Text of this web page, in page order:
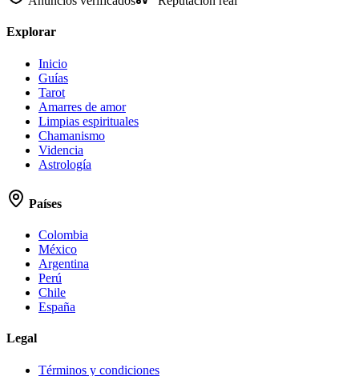
Explorar
Inicio
Guías
Tarot
Amarres de amor
Limpias espirituales
Chamanismo
Videncia
Astrología
Países
Colombia
México
Argentina
Perú
Chile
España
Legal
Términos y condiciones